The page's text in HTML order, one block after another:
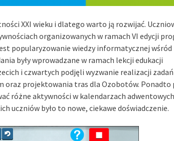
XXI wieku i dlatego warto ją rozwijać.
organizowanych w ramach VI edycji
popularyzowanie wiedzy informatycznej wśród
były wprowadzane w ramach lekcji edukacji
i czwartych podjęli wyzwanie realizacji zadań
oraz projektowania tras dla Ozobotów. Ponadto
różne aktywności w kalendarzach
uczniów było to nowe, ciekawe doświadczenie.